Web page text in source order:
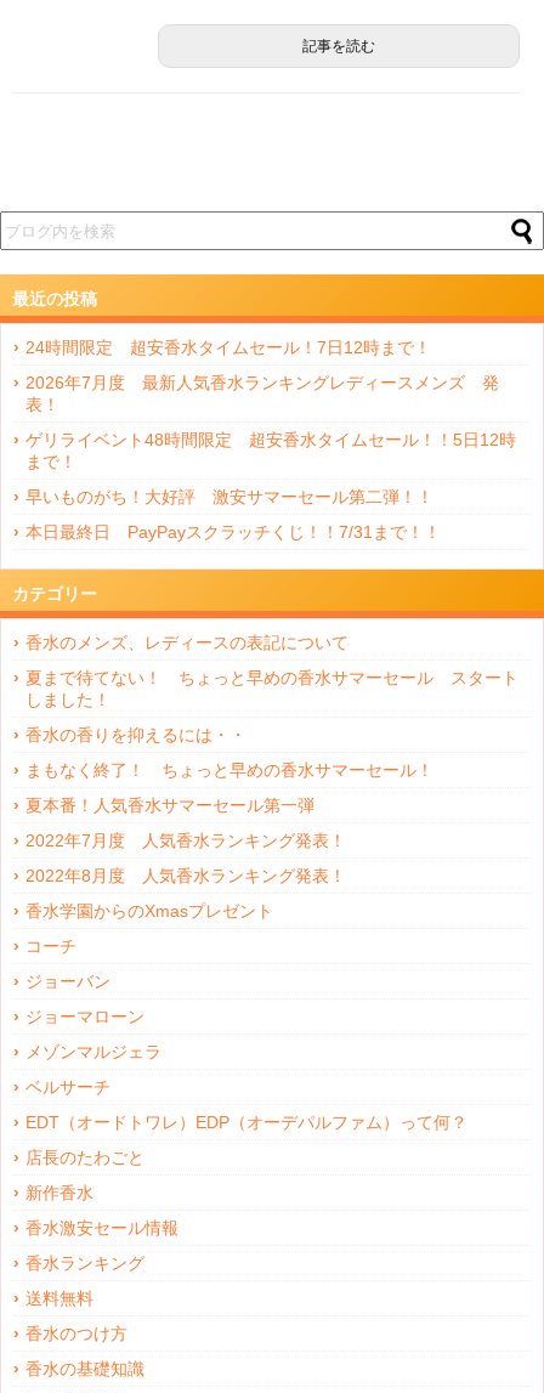
記事を読む
最近の投稿
24時間限定 超安香水タイムセール！7日12時まで！
2026年7月度 最新人気香水ランキングレディースメンズ 発
表！
ゲリライベント48時間限定 超安香水タイムセール！！5日12時
まで！
早いものがち！大好評 激安サマーセール第二弾！！
本日最終日 PayPayスクラッチくじ！！7/31まで！！
カテゴリー
香水のメンズ、レディースの表記について
夏まで待てない！ ちょっと早めの香水サマーセール スタート
しました！
香水の香りを抑えるには・・
まもなく終了！ ちょっと早めの香水サマーセール！
夏本番！人気香水サマーセール第一弾
2022年7月度 人気香水ランキング発表！
2022年8月度 人気香水ランキング発表！
香水学園からのXmasプレゼント
コーチ
ジョーバン
ジョーマローン
メゾンマルジェラ
ベルサーチ
EDT（オードトワレ）EDP（オーデパルファム）って何？
店長のたわごと
新作香水
香水激安セール情報
香水ランキング
送料無料
香水のつけ方
香水の基礎知識